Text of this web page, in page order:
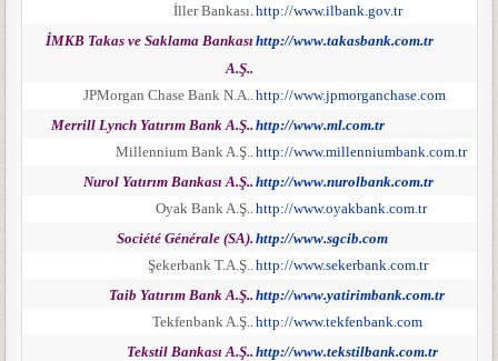
İller Bankası. http://www.ilbank.gov.tr
İMKB Takas ve Saklama Bankası
A.Ş..
http://www.takasbank.com.tr
JPMorgan Chase Bank N.A.. http://www.jpmorganchase.com
Merrill Lynch Yatırım Bank A.Ş.. http://www.ml.com.tr
Millennium Bank A.Ş.. http://www.millenniumbank.com.tr
Nurol Yatırım Bankası A.Ş.. http://www.nurolbank.com.tr
Oyak Bank A.Ş.. http://www.oyakbank.com.tr
Société Générale (SA). http://www.sgcib.com
Şekerbank T.A.Ş.. http://www.sekerbank.com.tr
Taib Yatırım Bank A.Ş.. http://www.yatirimbank.com.tr
Tekfenbank A.Ş.. http://www.tekfenbank.com
Tekstil Bankası A.Ş.. http://www.tekstilbank.com.tr